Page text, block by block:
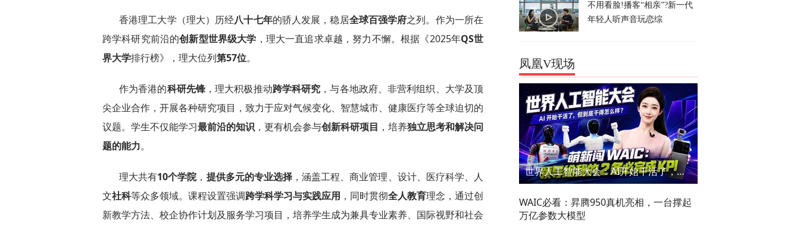
香港理工大学（理大）历经八十七年的骄人发展，稳居全球百强学府之列。作为一所在
跨学科研究前沿的创新型世界级大学 ，理大一直追求卓越，努力不懈。根据《2025年QS世
界大学排行榜》，理大位列第57位。
作为香港的科研先锋，理大积极推动跨学科研究 ，与各地政府、非营利组织、大学及顶
尖企业合作，开展各种研究项目，致力于应对气候变化、智慧城市、健康医疗等全球迫切的
议题。学生不仅能学习最前沿的知识 ，更有机会参与创新科研项目 ，培养独立思考和解决问
题的能力。
理大共有10个学院， 提供多元的专业选择 ，涵盖工程、商业管理、设计、医疗科学、人
文社科等众多领域。课程设置强调跨学科学习与实践应用 ，同时贯彻全人教育理念，通过创
新教学方法、校企协作计划及服务学习项目，培养学生成为兼具专业素养、国际视野和社会
不用看脸!播客“相亲”?新一代
年轻人听声音玩恋综
凤凰V现场
世界人工智能大会：AI开始干活了，但到底干的怎么样？萌新闯WAIC
WAIC必看：昇腾950真机亮相，一台撑起
万亿参数大模型